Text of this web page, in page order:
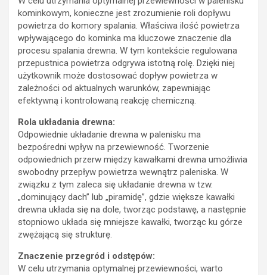
kominkowym, konieczne jest zrozumienie roli dopływu
powietrza do komory spalania. Właściwa ilość powietrza
wpływającego do kominka ma kluczowe znaczenie dla
procesu spalania drewna. W tym kontekście regulowana
przepustnica powietrza odgrywa istotną rolę. Dzięki niej
użytkownik może dostosować dopływ powietrza w
zależności od aktualnych warunków, zapewniając
efektywną i kontrolowaną reakcję chemiczną.
Rola układania drewna:
Odpowiednie układanie drewna w palenisku ma
bezpośredni wpływ na przewiewność. Tworzenie
odpowiednich przerw między kawałkami drewna umożliwia
swobodny przepływ powietrza wewnątrz paleniska. W
związku z tym zaleca się układanie drewna w tzw.
„dominujący dach” lub „piramidę”, gdzie większe kawałki
drewna układa się na dole, tworząc podstawę, a następnie
stopniowo układa się mniejsze kawałki, tworząc ku górze
zwężającą się strukturę.
Znaczenie przegród i odstępów:
W celu utrzymania optymalnej przewiewności, warto